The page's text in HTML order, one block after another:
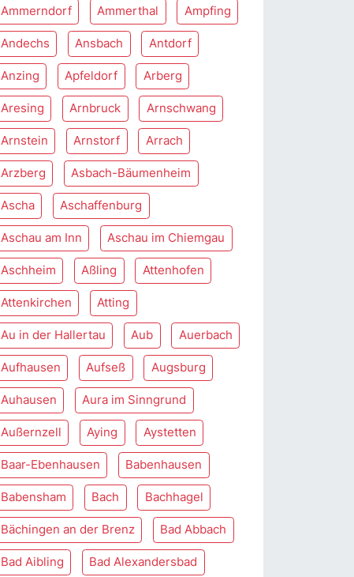
Ammerndorf Ammerthal Ampfing
Andechs Ansbach Antdorf
Anzing Apfeldorf Arberg
Aresing Arnbruck Arnschwang
Arnstein Arnstorf Arrach
Arzberg Asbach-Bäumenheim
Ascha Aschaffenburg
Aschau am Inn Aschau im Chiemgau
Aschheim Aßling Attenhofen
Attenkirchen Atting
Au in der Hallertau Aub Auerbach
Aufhausen Aufseß Augsburg
Auhausen Aura im Sinngrund
Außernzell Aying Aystetten
Baar-Ebenhausen Babenhausen
Babensham Bach Bachhagel
Bächingen an der Brenz Bad Abbach
Bad Aibling Bad Alexandersbad